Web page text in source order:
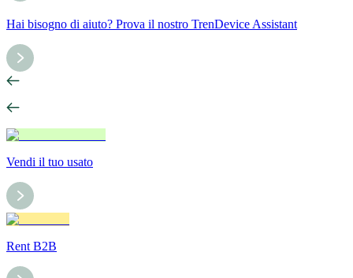
Hai bisogno di aiuto? Prova il nostro TrenDevice Assistant
Vendi il tuo usato
Rent B2B